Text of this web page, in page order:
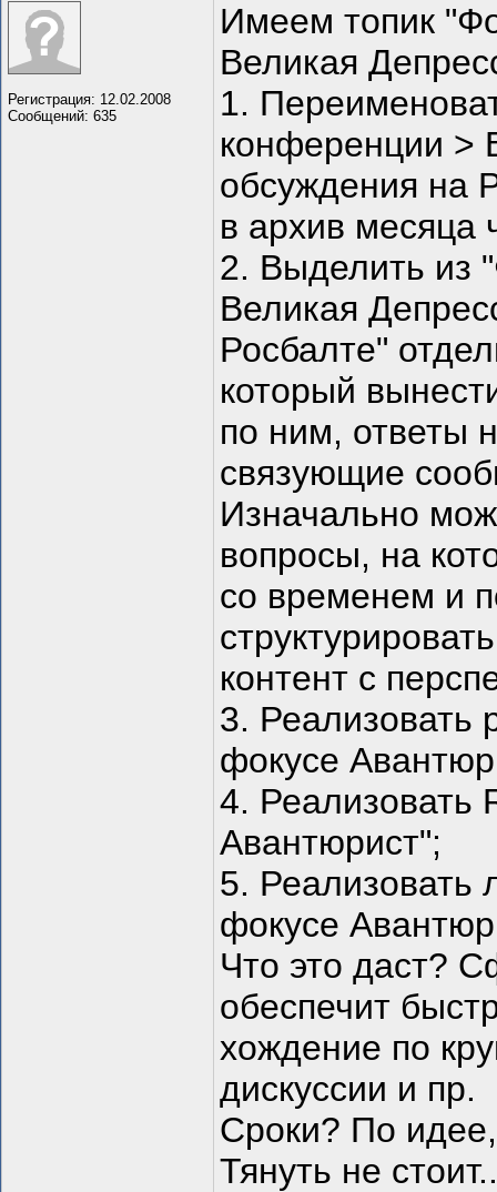
Регистрация: 12.02.2008
Сообщений: 635
Имеем топик
Великая
1.
конференции >
обсуждения на
в архив месяца
2. Выделить из
Великая
Росбалте"
который
по ним, ответы
связующие
Изначально
вопросы, на
со временем и
контент с
3. Реализовать
фокусе
4. Реализовать
Авантюрист";
5. Реализовать
фокусе
Что это даст?
обеспечит
хождение по
дискуссии и пр.
Сроки? По
Тянуть не